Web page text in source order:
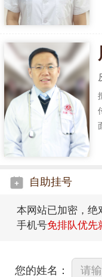
自助挂号
本网站已加密，绝
手机号免排队优先
您的姓名：